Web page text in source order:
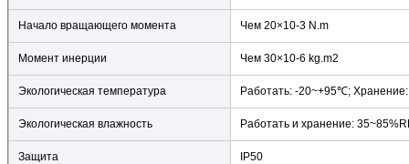
Начало вращающего момента Чем 20×10-3 N.m
Момент инерции Чем 30×10-6 kg.m2
Экологическая температура Работать: -20~+95℃;
Экологическая влажность Работать и хранение:
Защита IP50